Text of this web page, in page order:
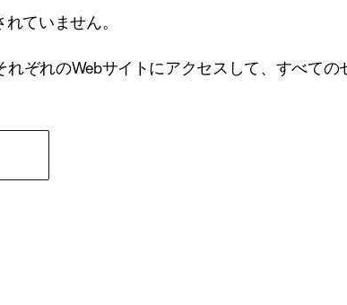
ていません。
ぞれのWebサイトにアクセスして、すべて